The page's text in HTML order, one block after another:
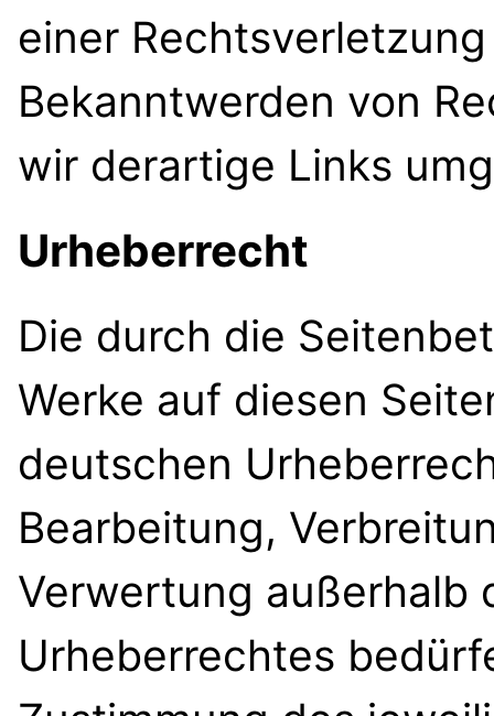
einer
Bekanntwerden von
wir derartige Links
Urheberrecht
Die durch die
Werke auf diesen
deutschen
Bearbeitung,
Verwertung außerhalb
Urheberrechtes